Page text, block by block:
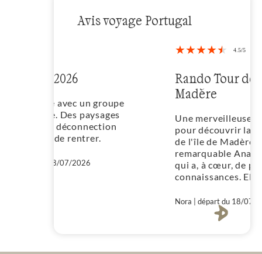
Avis voyage Portugal
Rando Tour de l'île de
Une merveilleuse destination
pour découvrir la faune et la flore
de l'île de Madère avec une guide
remarquable Ana, à l'écoute et
qui a, à cœur, de partager ses
connaissances. Elle sait motiver
l'aventure, c'est la dernière du
groupe qui le dit ! Heureusement,
Nora | départ du 18/07/2026